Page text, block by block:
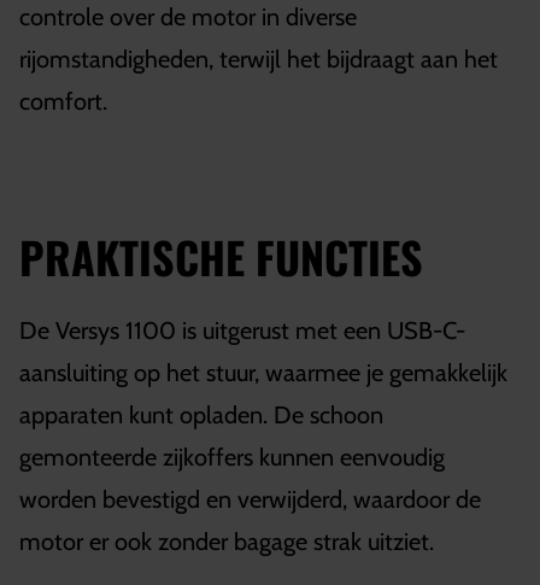
controle over de motor in diverse
rijomstandigheden, terwijl het bijdraagt aan het
comfort.
PRAKTISCHE FUNCTIES
De Versys 1100 is uitgerust met een USB-C-
aansluiting op het stuur, waarmee je gemakkelijk
apparaten kunt opladen. De schoon
gemonteerde zijkoffers kunnen eenvoudig
worden bevestigd en verwijderd, waardoor de
motor er ook zonder bagage strak uitziet.